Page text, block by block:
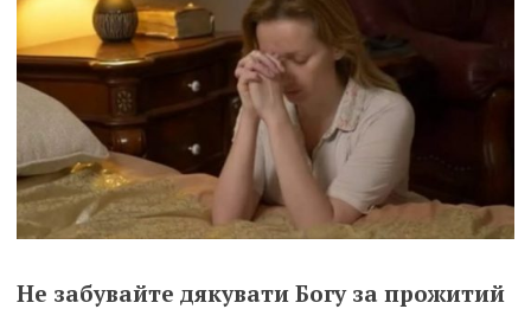
Не забувайте дякувати Богу за прожитий